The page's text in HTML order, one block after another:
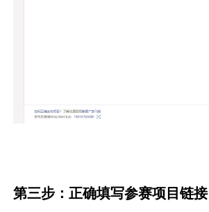
第三步：正确填写参赛项目链接